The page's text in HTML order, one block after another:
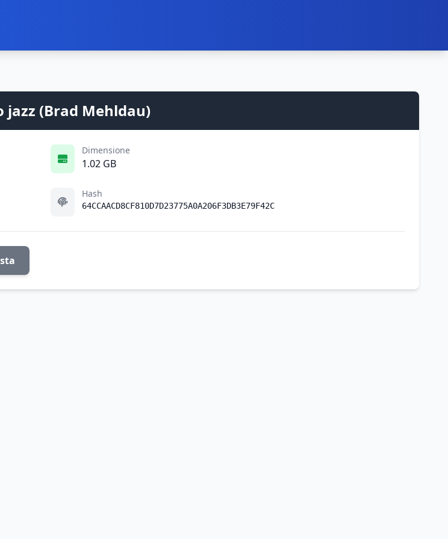
jazz (Brad Mehldau)
Dimensione
1.02 GB
Hash
64CCAACD8CF810D7D23775A0A206F3DB3E79F42C